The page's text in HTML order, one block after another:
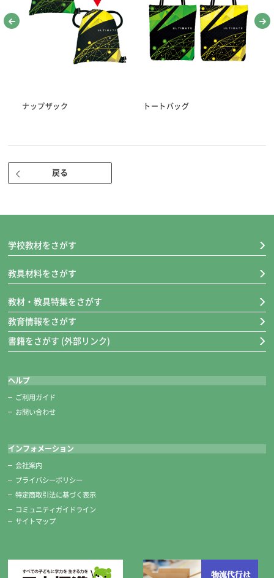
ナップザック トートバッグ
戻る
学校教材をさがす
教具材料をさがす
教材・教具特集をさがす
教育情報をさがす
書籍をさがす (外部リンク)
ヘルプ
ご利用ガイド
お問い合わせ
インフォメーション
会社案内
プライバシーポリシー
特定商取引法に基づく表示
コミュニティガイドライン
サイトマップ